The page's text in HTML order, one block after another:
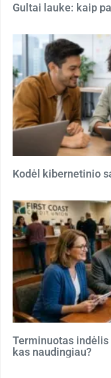
Gultai lauke: kaip
Kodėl kibernetinio
Terminuotas
kas naudingiau?